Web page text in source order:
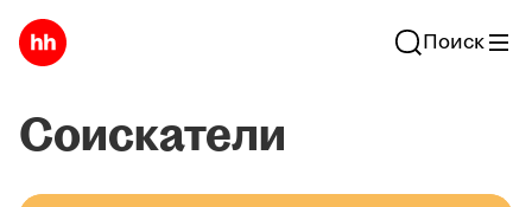
Поиск
Соискатели